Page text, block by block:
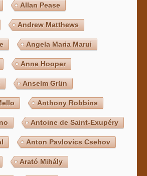
Allan Pease
Andrew Matthews
Angela Maria Marui
Anne Hooper
Anselm Grün
Anthony Robbins
Antoine de Saint-Exupéry
Anton Pavlovics Csehov
Arató Mihály